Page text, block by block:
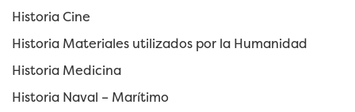
Historia Cine
Historia Materiales utilizados por la Humanidad
Historia Medicina
Historia Naval – Marítimo